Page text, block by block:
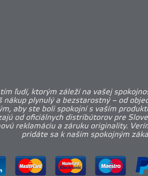
ľudí, ktorým záleží na vašej
nákup plynulý a bezstarostný – od
aby ste boli spokojní s vaším
od oficiálnych distribútorov pre
reklamáciu a záruku originality.
pridáte sa k našim spokojným